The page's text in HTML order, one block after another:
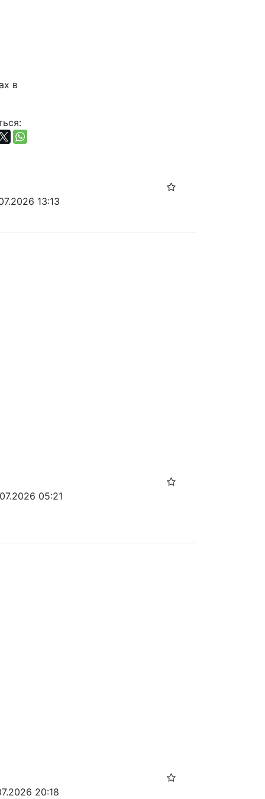
в
13:13
05:21
20:18